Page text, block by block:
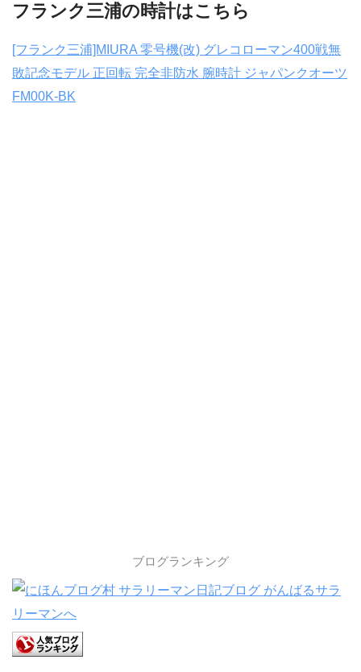
フランク三浦の時計はこちら
[フランク三浦]MIURA 零号機(改) グレコローマン400戦無
敗記念モデル 正回転 完全非防水 腕時計 ジャパンクオーツ
FM00K-BK
ブログランキング